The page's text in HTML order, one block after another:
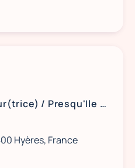
Hôte(sse) - Animateur(trice) / Presqu'Ile de Giens
Hyères, France